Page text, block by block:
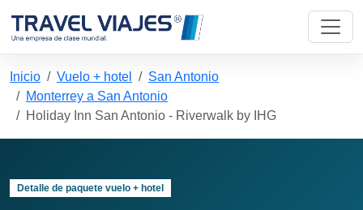
Inicio Vuelo + hotel
San Antonio
Monterrey a San Antonio
Holiday Inn San Antonio - Riverwalk by IHG
Detalle de paquete vuelo + hotel